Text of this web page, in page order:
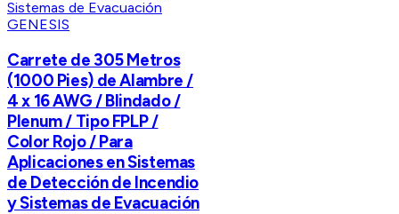
GENESIS
Carrete de 305 Metros
(1000 Pies) de Alambre /
4 x 16 AWG / Blindado /
Plenum / Tipo FPLP /
Color Rojo / Para
Aplicaciones en Sistemas
de Detección de Incendio
y Sistemas de Evacuación